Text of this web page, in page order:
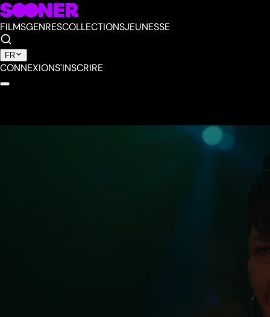
FILMSGENRESCOLLECTIONSJEUNESSE
FR
CONNEXIONS'INSCRIRE